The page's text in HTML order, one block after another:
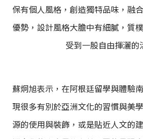
保有個人風格，創造獨特品味，融
優勢，設計風格大膽中有細膩，質
受到一股自由揮灑的
蘇炯旭表示，在阿根廷留學與體驗
現很多有別於亞洲文化的習慣與美
源的使用與裝飾，或是貼近人文的